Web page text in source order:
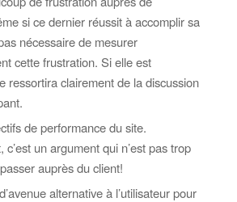
si ce dernier réussit à accomplir sa
nécessaire de mesurer
cette frustration. Si elle est
ressortira clairement de la discussion
de performance du site.
un argument qui n’est pas trop
auprès du client!
alternative à l’utilisateur pour